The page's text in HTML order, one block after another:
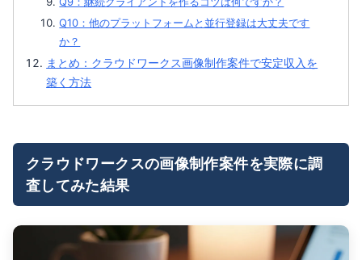
Q10：他のプラットフォームと並行登録は大丈夫です
か？
まとめ：クラウドワークス画像制作案件で安定収入を
築く方法
クラウドワークスの画像制作案件を実際に調
査してみた結果